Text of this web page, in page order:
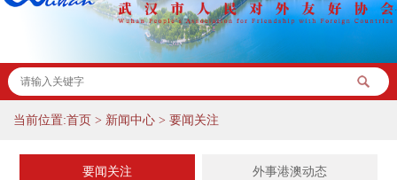
当前位置:首页 > 新闻中心 > 要闻关注
要闻关注 外事港澳动态